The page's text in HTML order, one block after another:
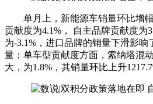
单月上，新能源车销量环比增
贡献度为4.1%， 自主品牌贡献度为
为-3.1%，进口品牌的销量下滑影
量； 单车型贡献度方面，索纳塔混
大，为1.8%，其销量环比上升